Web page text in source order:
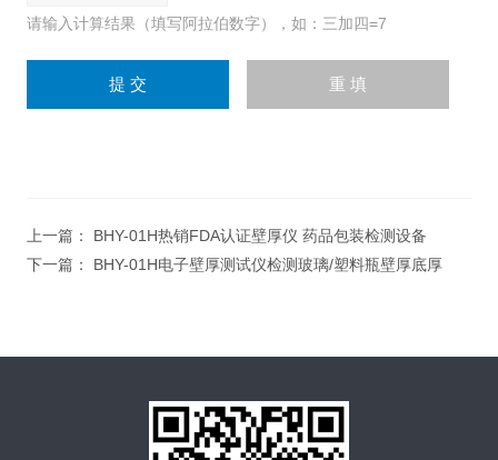
请输入计算结果（填写阿拉伯数字），如：三加四=7
上一篇： BHY-01H热销FDA认证壁厚仪 药品包装检测设备
下一篇： BHY-01H电子壁厚测试仪检测玻璃/塑料瓶壁厚底厚